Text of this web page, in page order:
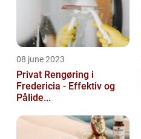
08 june 2023
Privat Rengøring i
Fredericia - Effektiv og
Pålide...